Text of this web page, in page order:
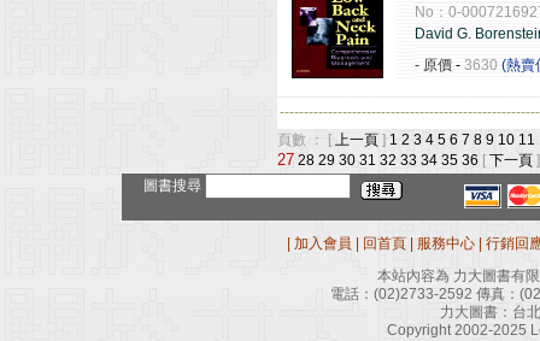
No：0-
David G.
- 原價 - 3630 (熱賣
頁數 ： [ 上一頁 ] 1 2 3 4 5 6 7 8 9 10 11
27 28 29 30 31 32 33 34 35 36 [ 下一頁 ]
圖書搜尋
加入會員 回首頁 服務中心
行銷回
本站內容為 力大圖書有
電話： (02)2733-2592 傳真：
力大圖書：台
Copyright 2002-2025